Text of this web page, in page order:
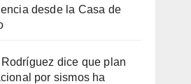
desde la Casa de
dice que plan
por sismos ha